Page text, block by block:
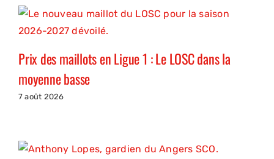
Prix des maillots en Ligue 1 : Le LOSC dans la
moyenne basse
7 août 2026